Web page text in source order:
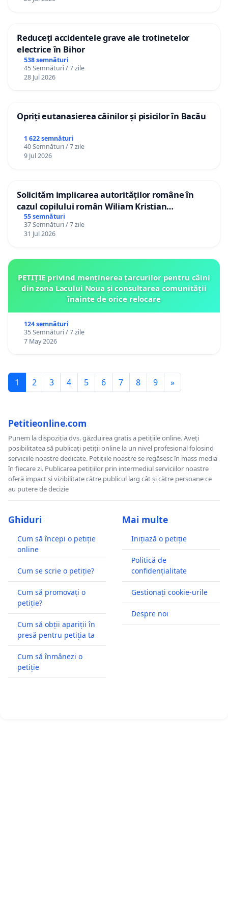
Reduceți accidentele grave ale trotinetelor
electrice în Bihor
538 semnături
45 Semnături / 7 zile
28 Jul 2026
Opriți eutanasierea câinilor și pisicilor în Bacău
1 622 semnături
40 Semnături / 7 zile
9 Jul 2026
Solicităm implicarea autorităților române în
cazul copilului român Wiliam Kristian
Gheorghe, aflat în plasament în Danemarca de
12 ani
55 semnături
37 Semnături / 7 zile
31 Jul 2026
PETIȚIE privind menținerea țarcurilor pentru câini
din zona Lacului Noua și consultarea comunității
înainte de orice relocare
124 semnături
35 Semnături / 7 zile
7 May 2026
1 2 3 4 5 6 7 8 9 »
Petitieonline.com
Punem la dispoziția dvs. găzduirea gratis a petițiile online. Aveți
posibilitatea să publicați petiții online la un nivel profesional folosind
serviciile noastre dedicate. Petițiile noastre se regăsesc în mass media
în fiecare zi. Publicarea petițiilor prin intermediul serviciilor noastre
oferă impact și vizibilitate către publicul larg cât și către persoane ce
au putere de decizie
Ghiduri
Cum să începi o petiție
online
Cum se scrie o petiție?
Cum să promovați o
petiție?
Cum să obții apariții în
presă pentru petiția ta
Cum să înmânezi o
petiție
Mai multe
Inițiază o petiție
Politică de
confidențialitate
Gestionați cookie-urile
Despre noi